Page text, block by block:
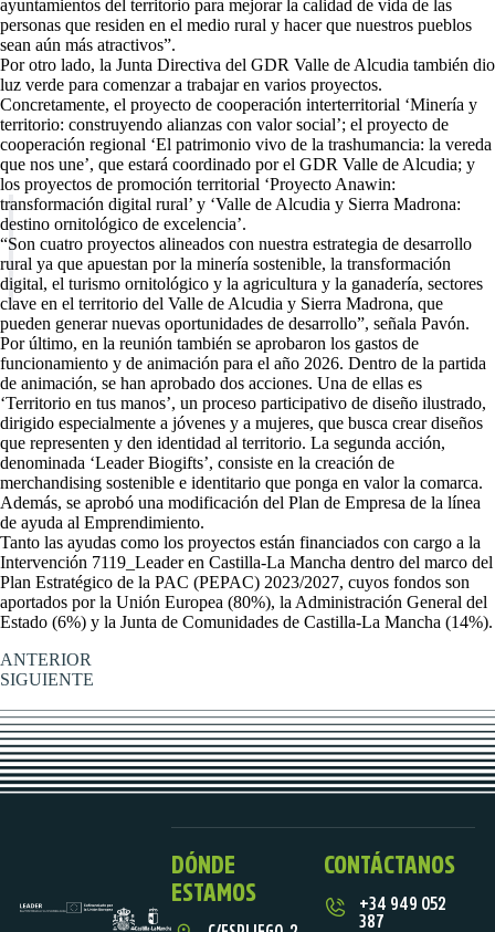
ayuntamientos del territorio para mejorar la calidad de vida de las
personas que residen en el medio rural y hacer que nuestros pueblos
sean aún más atractivos”.
Por otro lado, la Junta Directiva del GDR Valle de Alcudia también dio
luz verde para comenzar a trabajar en varios proyectos.
Concretamente, el proyecto de cooperación interterritorial ‘Minería y
territorio: construyendo alianzas con valor social’; el proyecto de
cooperación regional ‘El patrimonio vivo de la trashumancia: la vereda
que nos une’, que estará coordinado por el GDR Valle de Alcudia; y
los proyectos de promoción territorial ‘Proyecto Anawin:
transformación digital rural’ y ‘Valle de Alcudia y Sierra Madrona:
destino ornitológico de excelencia’.
“Son cuatro proyectos alineados con nuestra estrategia de desarrollo
rural ya que apuestan por la minería sostenible, la transformación
digital, el turismo ornitológico y la agricultura y la ganadería, sectores
clave en el territorio del Valle de Alcudia y Sierra Madrona, que
pueden generar nuevas oportunidades de desarrollo”, señala Pavón.
Por último, en la reunión también se aprobaron los gastos de
funcionamiento y de animación para el año 2026. Dentro de la partida
de animación, se han aprobado dos acciones. Una de ellas es
‘Territorio en tus manos’, un proceso participativo de diseño ilustrado,
dirigido especialmente a jóvenes y a mujeres, que busca crear diseños
que representen y den identidad al territorio. La segunda acción,
denominada ‘Leader Biogifts’, consiste en la creación de
merchandising sostenible e identitario que ponga en valor la comarca.
Además, se aprobó una modificación del Plan de Empresa de la línea
de ayuda al Emprendimiento.
Tanto las ayudas como los proyectos están financiados con cargo a la
Intervención 7119_Leader en Castilla-La Mancha dentro del marco del
Plan Estratégico de la PAC (PEPAC) 2023/2027, cuyos fondos son
aportados por la Unión Europea (80%), la Administración General del
Estado (6%) y la Junta de Comunidades de Castilla-La Mancha (14%).
ANTERIOR
SIGUIENTE
DÓNDE
ESTAMOS
CONTÁCTANOS
+34 949 052
387